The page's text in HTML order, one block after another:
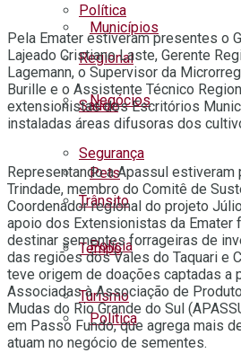
Municípios
Negócios
Pets
Polícia
Política
Política
Regional
Saúde
Segurança
Trânsito
Tempo
Turismo
Pela Emater estiveram presentes o
Lajeado Cristiano Laste, Gerente
Lagemann, o Supervisor da
Burille e o Assistente Técnico
extensionistas dos Escritórios
instaladas áreas difusoras dos
Representando a Apassul
Trindade, membro do Comitê de
Coordenador regional do projeto
apoio dos Extensionistas da Emater
destinar sementes forrageiras de
das regiões dos Vales do Taquari e
teve origem de doações captadas a
Associadas à Associação de
Mudas do Rio Grande do Sul
em Passo Fundo, que agrega mais
atuam no negócio de sementes.